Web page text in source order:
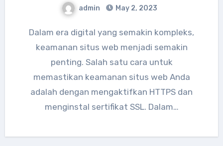
admin May 2, 2023
Dalam era digital yang semakin kompleks,
keamanan situs web menjadi semakin
penting. Salah satu cara untuk
memastikan keamanan situs web Anda
adalah dengan mengaktifkan HTTPS dan
menginstal sertifikat SSL. Dalam…